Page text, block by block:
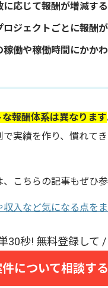
応じて報酬が増減する
ジェクトごとに報酬
働や稼働時間にかか
報酬体系は異なります
実績を作り、慣れて
こちらの記事もぜひ
入など気になる点を
について相談する